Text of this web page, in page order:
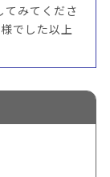
てみてくださ
でした以上